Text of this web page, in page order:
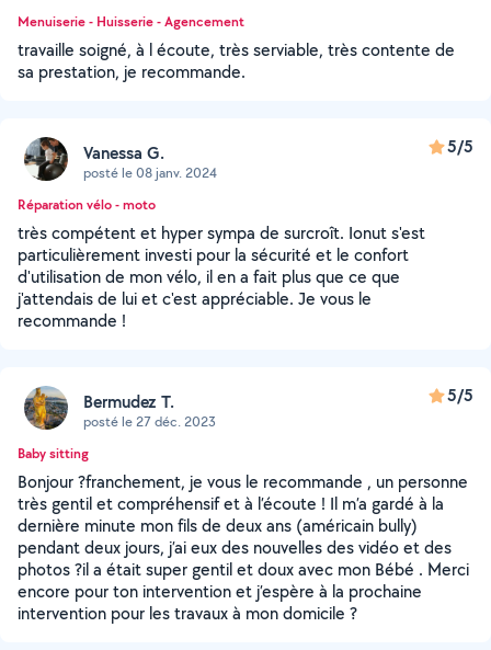
Menuiserie - Huisserie - Agencement
travaille soigné, à l écoute, très serviable, très contente de
sa prestation, je recommande.
Vanessa G.
posté le 08 janv. 2024
5/5
Réparation vélo - moto
très compétent et hyper sympa de surcroît. Ionut s'est
particulièrement investi pour la sécurité et le confort
d'utilisation de mon vélo, il en a fait plus que ce que
j'attendais de lui et c'est appréciable. Je vous le
recommande !
Bermudez T.
posté le 27 déc. 2023
5/5
Baby sitting
Bonjour ?franchement, je vous le recommande , un personne
très gentil et compréhensif et à l’écoute ! Il m’a gardé à la
dernière minute mon fils de deux ans (américain bully)
pendant deux jours, j’ai eux des nouvelles des vidéo et des
photos ?il a était super gentil et doux avec mon Bébé . Merci
encore pour ton intervention et j’espère à la prochaine
intervention pour les travaux à mon domicile ?